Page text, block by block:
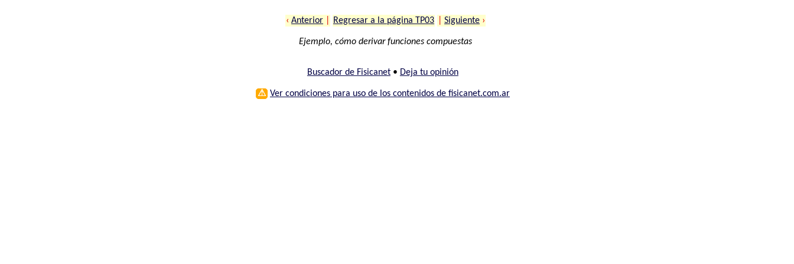
‹ Anterior Regresar a la página TP03 Siguiente ›
Ejemplo, cómo derivar funciones compuestas
Buscador de Fisicanet• Deja tu opinión
⚠ Ver condiciones para uso de los contenidos de fisicanet.com.ar